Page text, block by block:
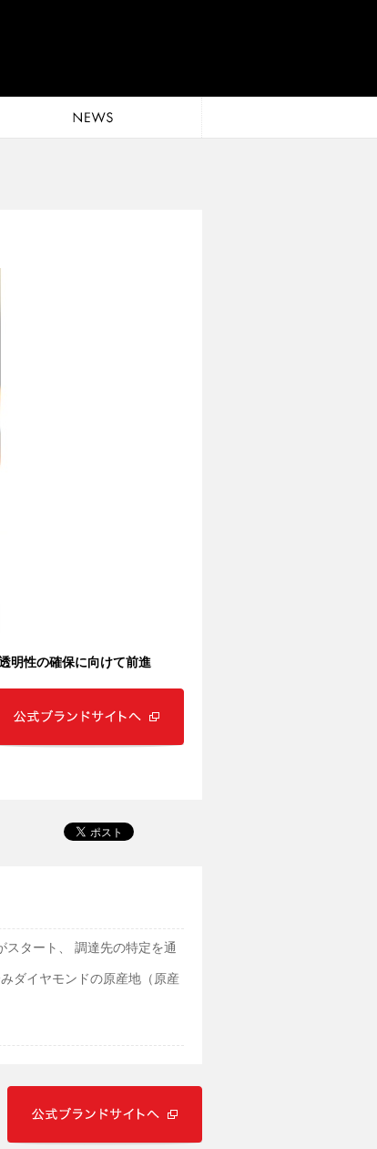
明性の確保に向けて前進
スタート、 調達先の特定を通
ダイヤモンドの原産地（原産